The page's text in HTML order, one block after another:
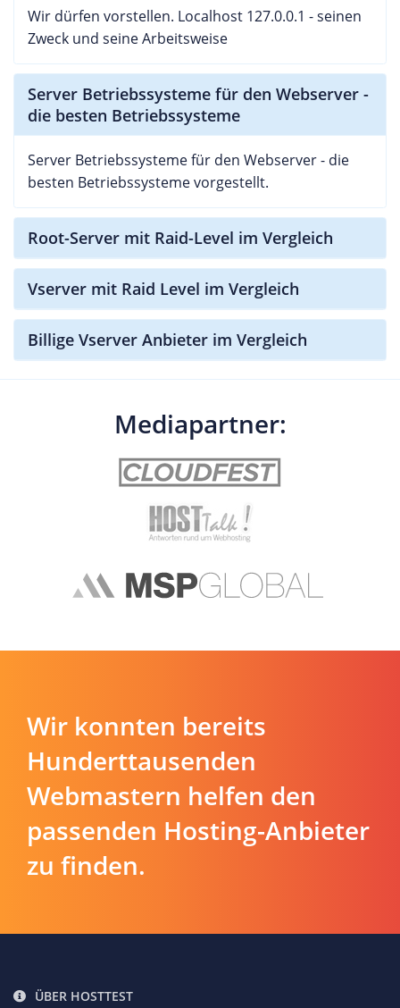
Wir dürfen vorstellen. Localhost 127.0.0.1 - seinen
Zweck und seine Arbeitsweise
Server Betriebssysteme für den Webserver -
die besten Betriebssysteme
Server Betriebssysteme für den Webserver - die
besten Betriebssysteme vorgestellt.
Root-Server mit Raid-Level im Vergleich
Vserver mit Raid Level im Vergleich
Billige Vserver Anbieter im Vergleich
Mediapartner:
Wir konnten bereits
Hunderttausenden
Webmastern helfen den
passenden Hosting-Anbieter
zu finden.
ÜBER HOSTTEST